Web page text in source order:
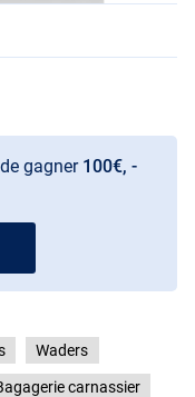
gagner 100€, -
Waders
carnassier